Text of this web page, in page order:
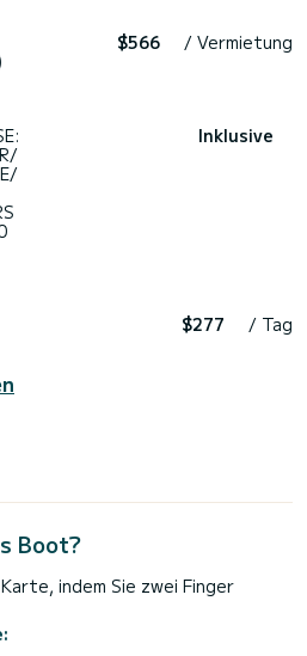
$566 / Vermietung
Inklusive
$277 / Tag
Boot?
indem Sie zwei Finger